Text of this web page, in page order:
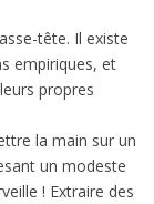
tête. Il existe
empiriques, et
propres
la main sur un
un modeste
! Extraire des